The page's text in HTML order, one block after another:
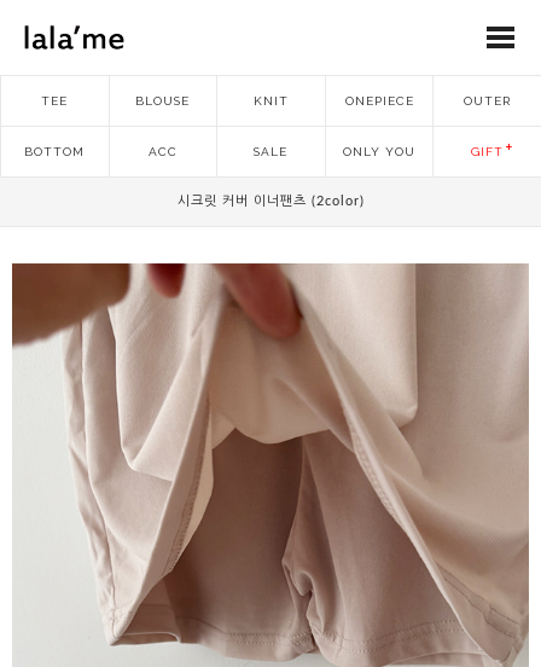
TEE BLOUSE KNIT ONEPIECE OUTER
BOTTOM ACC SALE ONLY YOU GIFT
시크릿 커버 이너팬츠 (2color)